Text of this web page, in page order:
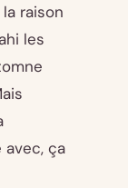
raison
les
ça